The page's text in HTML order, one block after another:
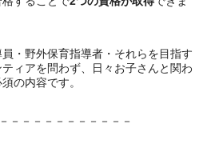
・野外保育指導者・それらを目指す
ィアを問わず、日々お子さんと関わ
の内容です。
－－－－－－－－－－－